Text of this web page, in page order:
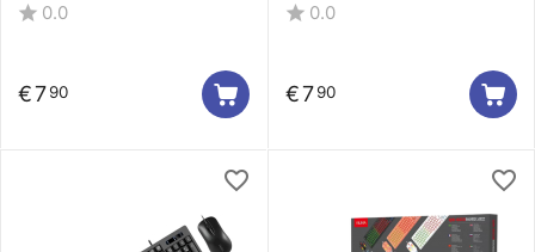
QS-801
0.0
€7 90
0.0
€7 90